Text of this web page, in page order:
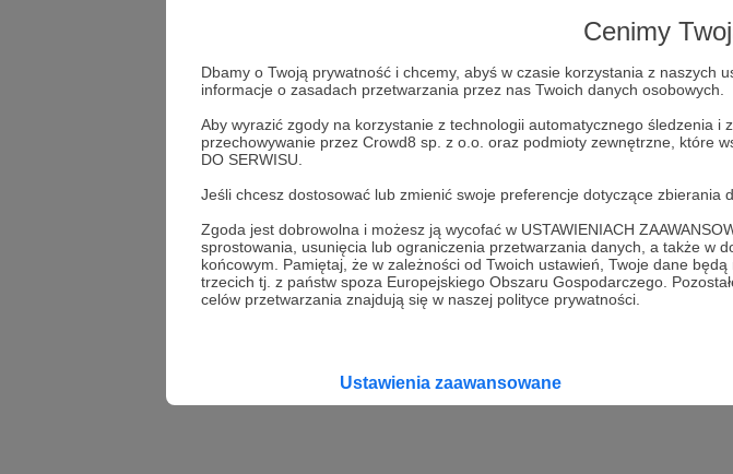
Cenimy
Dbamy o Twoją prywatność i chcemy, abyś w czasie korzystania z naszych
informacje o zasadach przetwarzania przez nas Twoich danych osobowych.
Aby wyrazić zgody na korzystanie z technologii automatycznego śledzenia
przechowywanie przez Crowd8 sp. z o.o. oraz podmioty zewnętrzne, które
DO SERWISU.
Jeśli chcesz dostosować lub zmienić swoje preferencje dotyczące zbierania
Zgoda jest dobrowolna i możesz ją wycofać w USTAWIENIACH
sprostowania, usunięcia lub ograniczenia przetwarzania danych, a także w
końcowym. Pamiętaj, że w zależności od Twoich ustawień, Twoje dane
trzecich tj. z państw spoza Europejskiego Obszaru Gospodarczego.
celów przetwarzania znajdują się w naszej polityce prywatności.
Ustawienia zaawansowane